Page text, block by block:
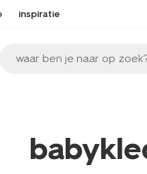
inspiratie
waar ben je naar op